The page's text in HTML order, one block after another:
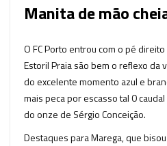
Manita de mão
O FC Porto entrou com o pé
Estoril Praia são bem o reflexo da
do excelente momento azul e
mais peca por escasso tal 0
do onze de Sérgio Conceição.
Destaques para Marega, que